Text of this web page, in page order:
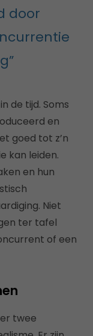
door
de tijd. Soms
en
goed tot z’n
kan leiden.
en hun
Niet
ter tafel
of een
twee